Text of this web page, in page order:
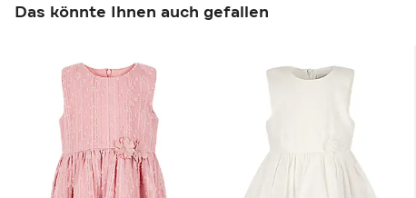
Das könnte Ihnen auch gefallen